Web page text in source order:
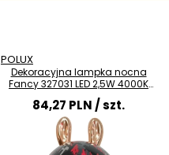
POLUX
Dekoracyjna lampka nocna
Fancy 327031 LED 2,5W 4000K
czarna czerwona złota
84,27 PLN/ szt.